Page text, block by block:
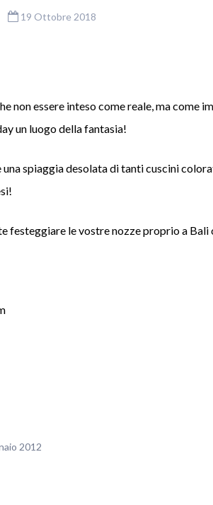
19 Ottobre 2018
non essere inteso come reale, ma come
un luogo della fantasia!
spiaggia desolata di tanti cuscini
festeggiare le vostre nozze proprio a Bali
2012